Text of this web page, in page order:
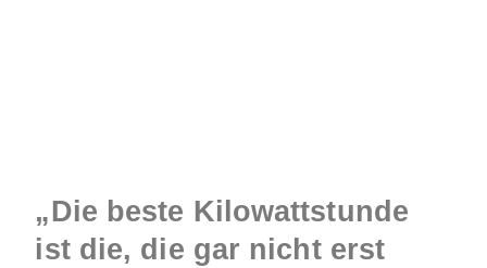
„Die beste Kilowattstunde
ist die, die gar nicht erst